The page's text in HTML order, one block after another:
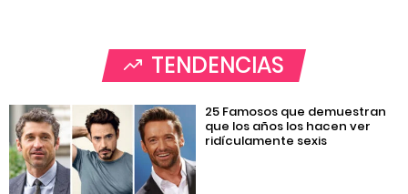
TENDENCIAS
25 Famosos que demuestran
que los años los hacen ver
ridículamente sexis